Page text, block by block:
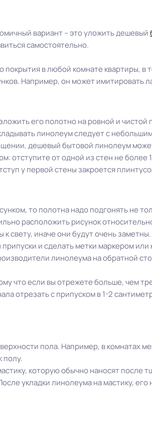
вариант – это уложить дешевый
самостоятельно.
в любой комнате квартиры,
Например, он может имитировать
его полотно на ровной и чистой
линолеум следует с
дешевый бытовой линолеум
отступите от одной из стен не
у первой стены закроется
то полотна надо подгонять не
расположить рисунок
свету, иначе они будут очень заметны.
и сделать метки маркером
линолеума на обратной
что если вы отрежете больше, чем
отрезать с припуском в 1-2
пола. Например, в комнатах
полу.
которую обычно наносят после
укладки линолеума на мастику,